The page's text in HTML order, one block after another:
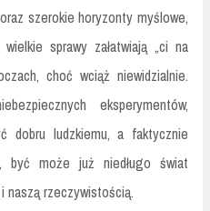
szerokie horyzonty myślowe,
sprawy załatwiają „ci na
choć wciąż niewidzialnie.
eksperymentów,
dobru ludzkiemu, a faktycznie
być może już niedługo świat
naszą rzeczywistością.